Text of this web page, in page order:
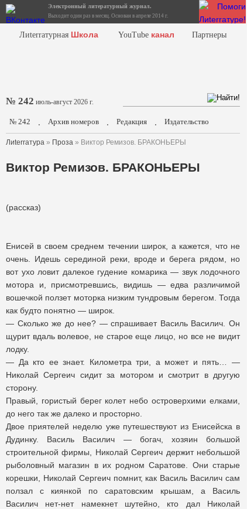
Электронный литературный журнал.
Выходит один раз в месяц. Основан в апреле 2014 г.
Лиterraтурная Школа YouTube канал Партнеры
№ 242 июль-август 2026 г.
№ 242 . Архив номеров . Редакция . Издательство
Лиterraтура » Проза » Виктор Ремизов. БРАКОНЬЕРЫ
Виктор Ремизов. БРАКОНЬЕРЫ
(рассказ)
Енисей в своем среднем течении широк, а кажется, что не
очень. Идешь серединой реки, вроде и берега рядом, но
вот ухо ловит далекое гудение комарика — звук лодочного
мотора и, присмотревшись, видишь — едва различимой
вошечкой ползет моторка низким тундровым берегом. Тогда
как будто понятно — широк.
— Сколько же до нее? — спрашивает Василь Василич. Он
щурит вдаль волевое, не старое еще лицо, но все не видит
лодку.
— Да кто ее знает. Километра три, а может и пять… —
Николай Сергеич сидит за мотором и смотрит в другую
сторону.
Правый, гористый берег колет небо островерхими елками,
до него так же далеко и просторно.
Двое приятелей неделю уже путешествуют из Енисейска в
Дудинку. Василь Василич — богач, хозяин большой
строительной фирмы, Николай Сергеич держит небольшой
рыболовный магазин в их родном Саратове. Они старые
корешки, Николай Сергеич помнит, как Василь Василич сам
ползал с киянкой по саратовским крышам, а Василь
Василич нет-нет намекнет шутейно, кто дал Николай